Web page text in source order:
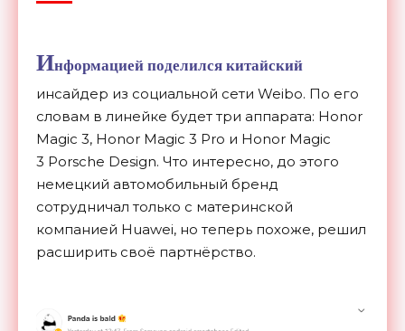
Информацией поделился китайский
инсайдер из социальной сети Weibo. По его
словам в линейке будет три аппарата: Honor
Magic 3, Honor Magic 3 Pro и Honor Magic
3 Porsche Design. Что интересно, до этого
немецкий автомобильный бренд
сотрудничал только с материнской
компанией Huawei, но теперь похоже, решил
расширить своё партнёрство.